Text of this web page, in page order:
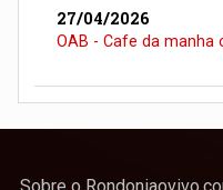
27/04/2026
OAB - Cafe da manha